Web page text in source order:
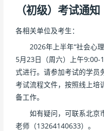
（初级）考试通知
各相关单位及考生：
2026年上半年“社会心理
5月23日（周六）上午9:00-
式进行。请参加考试的学员
考试流程文件，按照线上培
备工作。
如有疑问，可联系北京
老师（13264140633）。